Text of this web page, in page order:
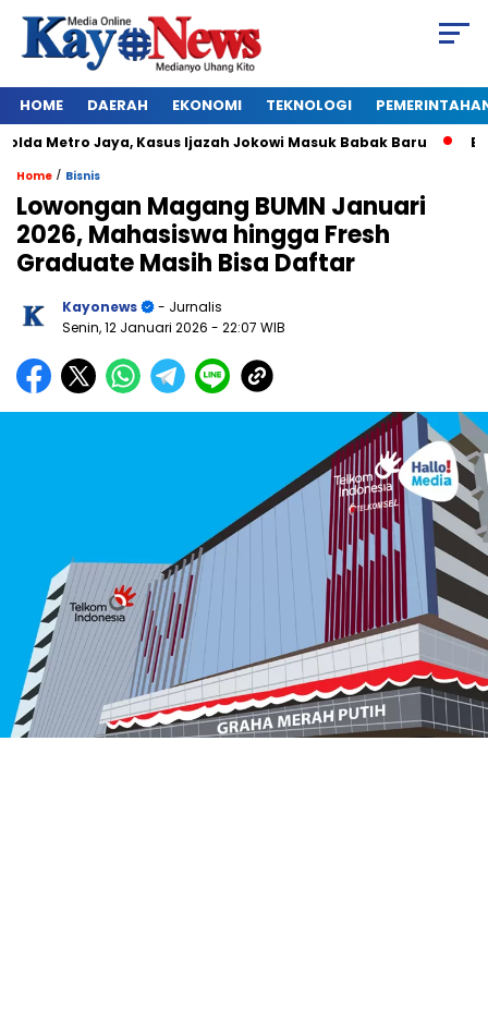
HOME DAERAH EKONOMI TEKNOLOGI
Jaya, Kasus Ijazah Jokowi Masuk Babak Baru
Home / Bisnis
Lowongan Magang BUMN Januari
2026, Mahasiswa hingga Fresh
Graduate Masih Bisa Daftar
Kayonews
- Jurnalis
Senin, 12 Januari 2026 - 22:07 WIB